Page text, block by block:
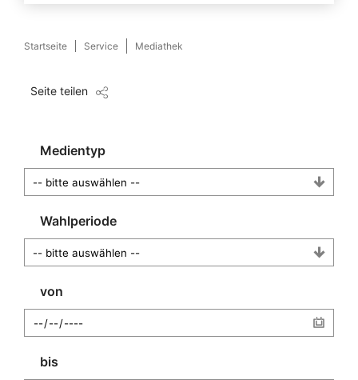
Startseite Service Mediathek
Seite teilen
Medientyp
Wahlperiode
von
bis